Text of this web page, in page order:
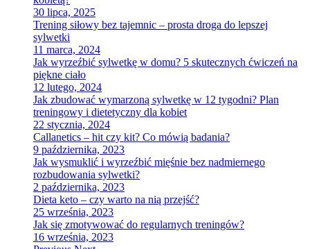
30 lipca, 2025
Trening siłowy bez tajemnic – prosta droga do lepszej
sylwetki
11 marca, 2024
Jak wyrzeźbić sylwetkę w domu? 5 skutecznych ćwiczeń na
piękne ciało
12 lutego, 2024
Jak zbudować wymarzoną sylwetkę w 12 tygodni? Plan
treningowy i dietetyczny dla kobiet
22 stycznia, 2024
Callanetics – hit czy kit? Co mówią badania?
9 października, 2023
Jak wysmuklić i wyrzeźbić mięśnie bez nadmiernego
rozbudowania sylwetki?
2 października, 2023
Dieta keto – czy warto na nią przejść?
25 września, 2023
Jak się zmotywować do regularnych treningów?
16 września, 2023